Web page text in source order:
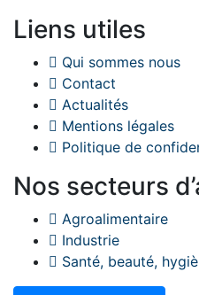
Liens utiles
Qui sommes nous
Contact
Actualités
Mentions légales
Politique de
Nos secteurs
Agroalimentaire
Industrie
Santé, beauté,